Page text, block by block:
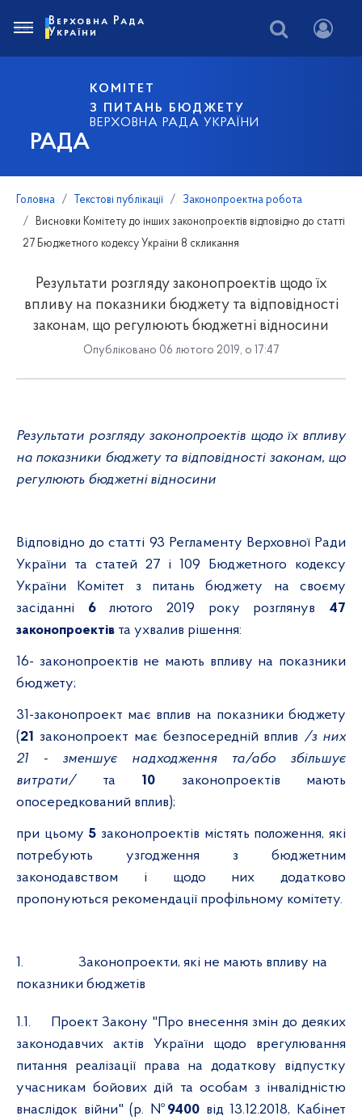
РАДА
КОМІТЕТ
З ПИТАНЬ БЮДЖЕТУ
ВЕРХОВНА РАДА УКРАЇНИ
Верховна Рада
України
Головна Текстові публікації
Законопроектна робота
Висновки Комітету до інших законопроектів відповідно до статті
27 Бюджетного кодексу України 8 скликання
Результати розгляду законопроектів щодо їх
впливу на показники бюджету та відповідності
законам, що регулюють бюджетні відносини
Опубліковано 06 лютого 2019, о 17:47
Результати розгляду законопроектів щодо їх впливу
на показники бюджету та відповідності законам, що
регулюють бюджетні відносини
Відповідно до статті 93 Регламенту Верховної Ради
України та статей 27 і 109 Бюджетного кодексу
України Комітет з питань бюджету на своєму
засіданні 6 лютого 2019 року розглянув 47
законопроектів та ухвалив рішення:
16- законопроектів не мають впливу на показники
бюджету;
31-законопроект має вплив на показники бюджету
(21 законопроект має безпосередній вплив /з них
21 - зменшує надходження та/або збільшує
витрати/ та 10 законопроектів мають
опосередкований вплив);
при цьому 5законопроектів містять положення, які
потребують узгодження з бюджетним
законодавством і щодо них додатково
пропонуються рекомендації профільному комітету.
1.
Законопроекти, які не мають впливу на
показники бюджетів
1.1.
Проект Закону "Про внесення змін до деяких
законодавчих актів України щодо врегулювання
питання реалізації права на додаткову відпустку
учасникам бойових дій та особам з інвалідністю
внаслідок війни" (р. № 9400 від 13.12.2018, Кабінет